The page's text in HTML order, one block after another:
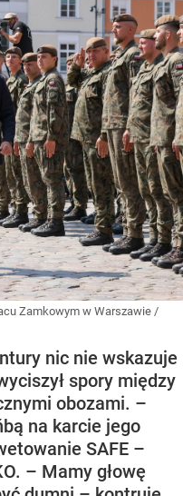
Zamkowym w Warszawie /
nic nie wskazuje
spory między
obozami. –
na karcie jego
SAFE –
– Mamy głowę